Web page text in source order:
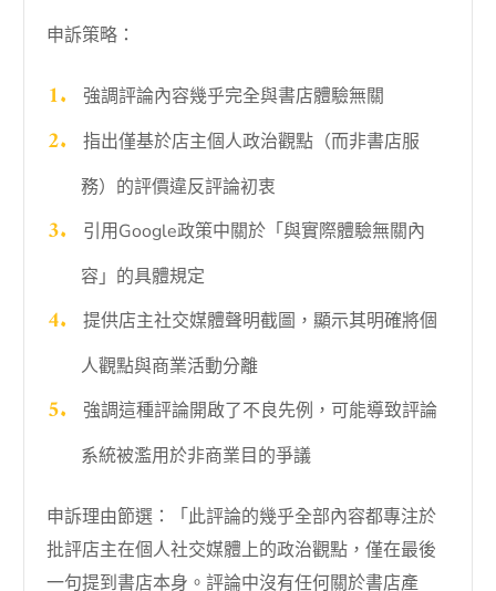
申訴策略：
強調評論內容幾乎完全與書店體驗無關
指出僅基於店主個人政治觀點（而非書店服
務）的評價違反評論初衷
引用Google政策中關於「與實際體驗無關內
容」的具體規定
提供店主社交媒體聲明截圖，顯示其明確將個
人觀點與商業活動分離
強調這種評論開啟了不良先例，可能導致評論
系統被濫用於非商業目的爭議
申訴理由節選：「此評論的幾乎全部內容都專注於
批評店主在個人社交媒體上的政治觀點，僅在最後
一句提到書店本身。評論中沒有任何關於書店產